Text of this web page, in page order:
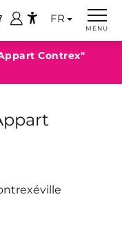
MENU
Accessibilité
FR
Contrex"